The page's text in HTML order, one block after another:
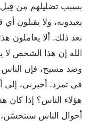
بسبب تضليلهم من قِبل
يعبدونه، ولا يقبلون
بعد ذلك. ألا يعاملون
الله إن هذا الشخص لا
وضد مسيح، فإن
في تمرد. أخبرني،
هؤلاء الناس؟ إذا
أحوال الناس